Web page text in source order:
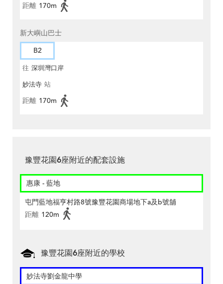
距離 170m
新大嶼山巴士
B2
往 深圳灣口岸
妙法寺 站
距離 170m
豫豐花園6座附近的配套設施
惠康 - 藍地
屯門藍地福亨村路8號豫豐花園商場地下a及b號舖
距離 120m
豫豐花園6座附近的學校
妙法寺劉金龍中學